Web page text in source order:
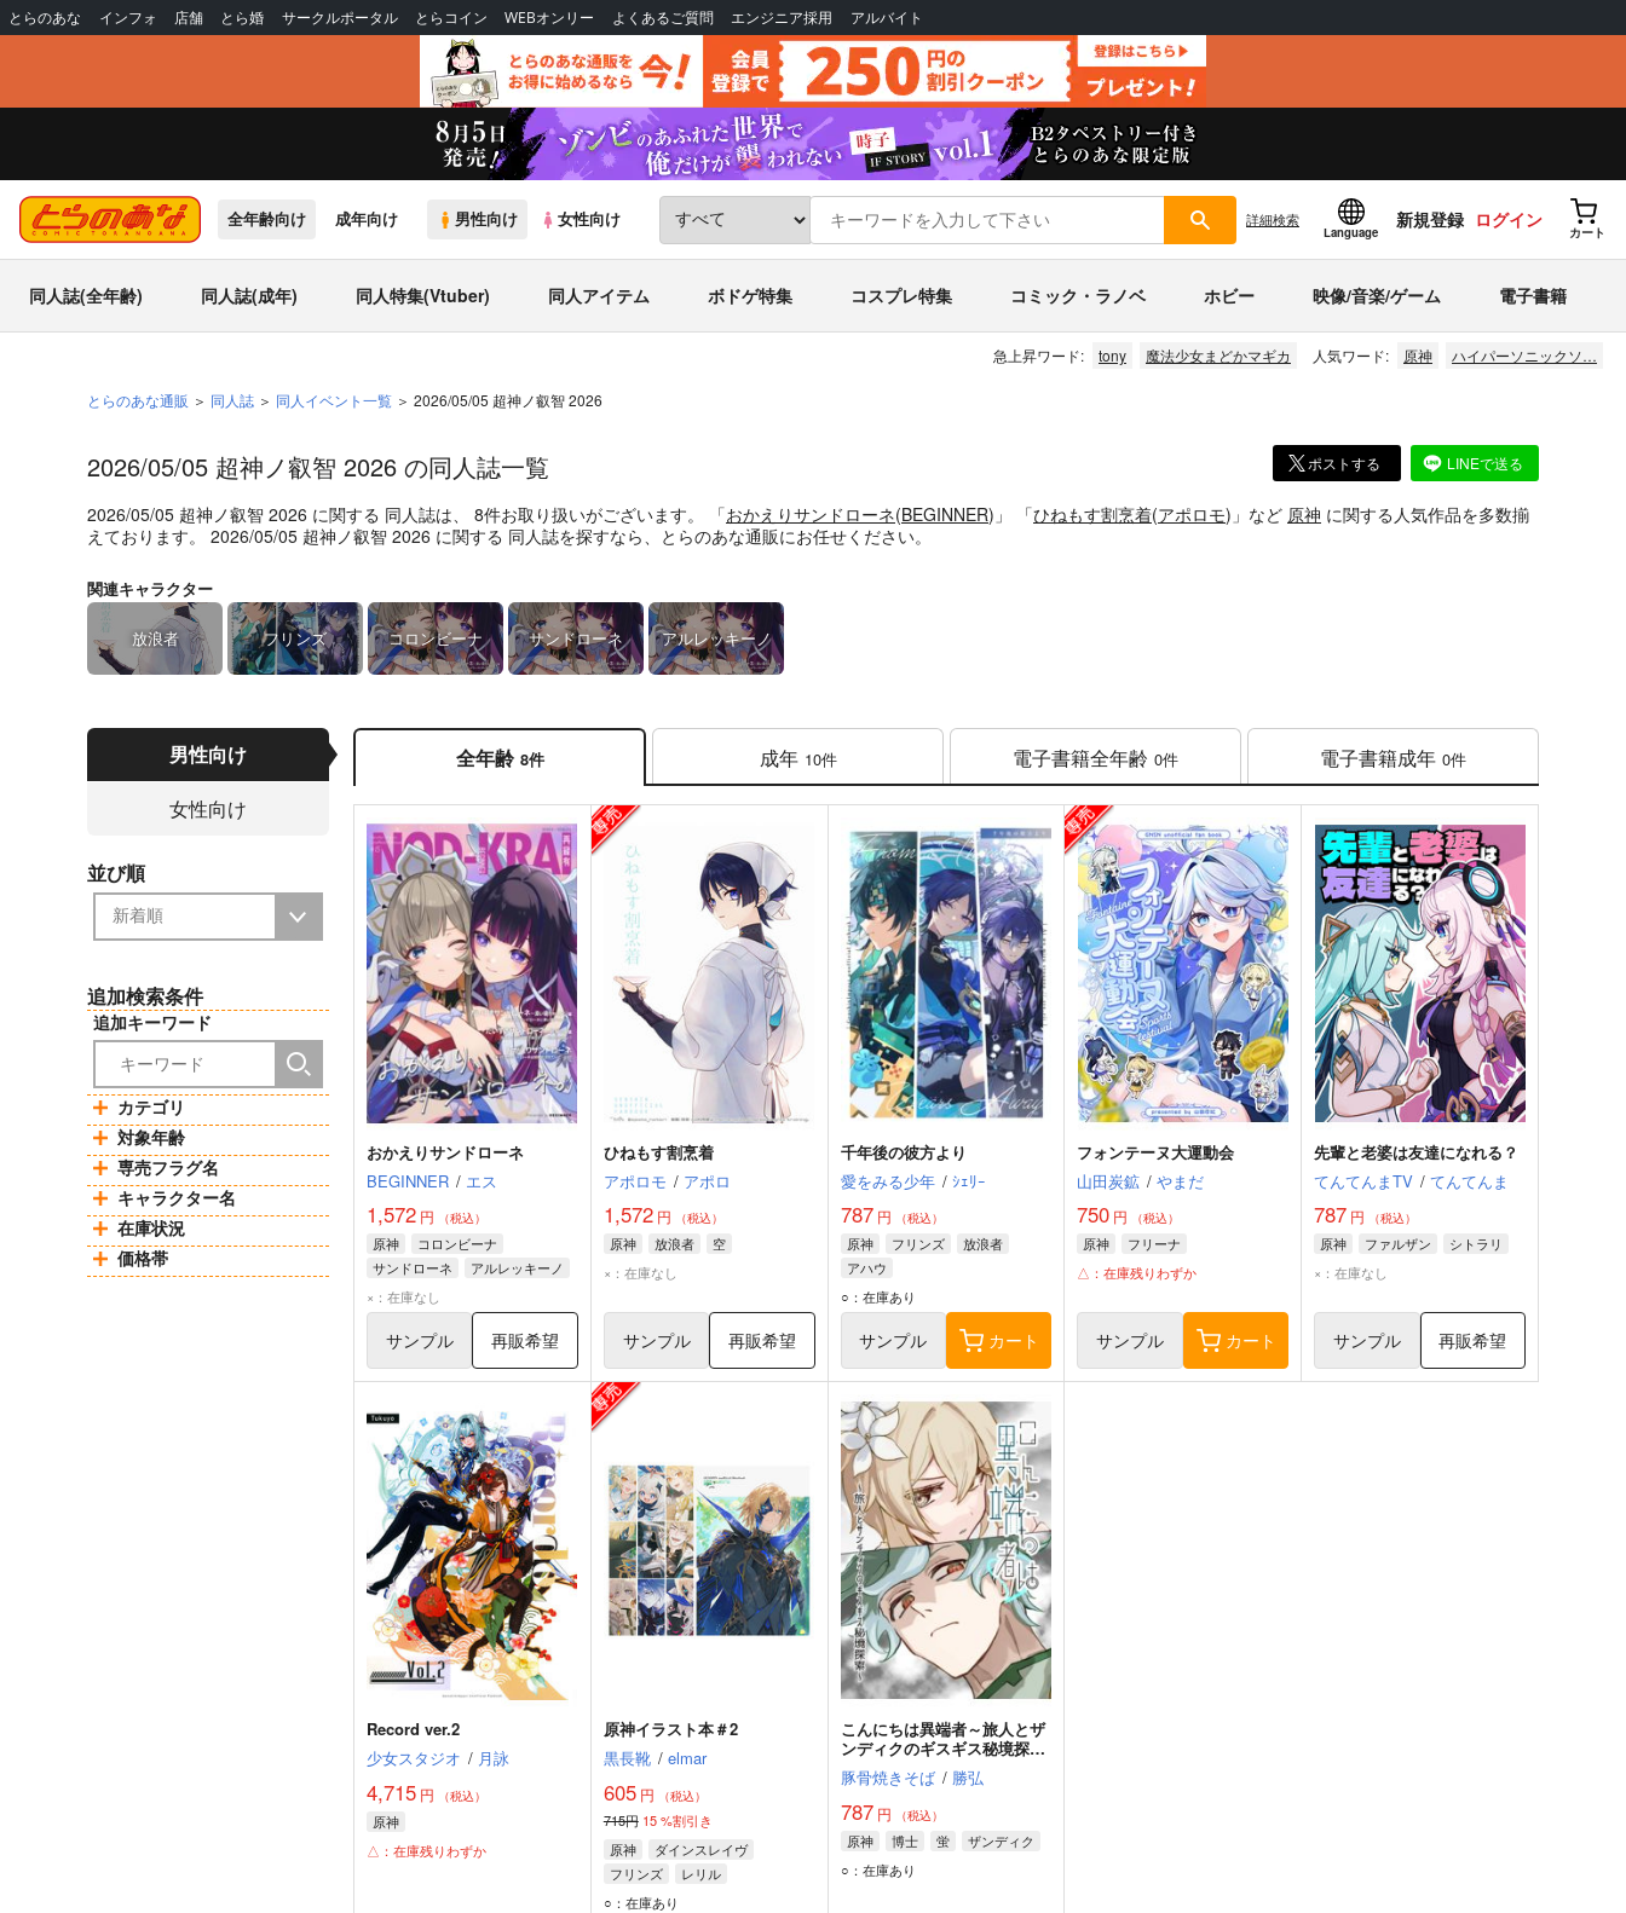
とらのあな インフォ 店舗 とら婚 サークルポータル とらコイン WEBオンリー よくあるご質問 エンジニア採用 アルバイト
全年齢向け 成年向け 男性向け 女性向け 詳細検索
Language
新規登録 ログイン
カート
同人誌(全年齢) 同人誌(成年) 同人特集(Vtuber) 同人アイテム ボドゲ特集 コスプレ特集 コミック・ラノベ ホビー 映像/音楽/ゲーム 電子書籍
急上昇ワード: tony 魔法少女まどかマギカ 人気ワード: 原神 ハイパーソニックソ…
とらのあな通販 同人誌 同人イベント一覧 2026/05/05 超神ノ叡智 2026
ポストする LINEで送る
2026/05/05 超神ノ叡智 2026 の同人誌一覧
2026/05/05 超神ノ叡智 2026 に関する 同人誌は、 8件お取り扱いがございます。 「おかえりサンドローネ(BEGINNER)」 「ひねもす割烹着(アポロモ)」 など 原神 に関する人気作品を多数揃
えております。 2026/05/05 超神ノ叡智 2026 に関する 同人誌を探すなら、とらのあな通販にお任せください。
関連キャラクター
放浪者 フリンズ コロンビーナ サンドローネ アルレッキーノ
男性向け
女性向け
並び順
追加検索条件
追加キーワード
カテゴリ
対象年齢
専売フラグ名
キャラクター名
在庫状況
価格帯
全年齢 8件 成年 10件 電子書籍全年齢 0件 電子書籍成年 0件
おかえりサンドローネ
BEGINNER / エス
1,572 円 （税込）
原神
コロンビーナ
サンドローネ
アルレッキーノ
×：在庫なし
サンプル 再販希望
ひねもす割烹着
アポロモ / アポロ
1,572円 （税込）
原神 放浪者
空
×：在庫なし
サンプル 再販希望
千年後の彼方より
愛をみる少年 / ｼｪﾘｰ
787円 （税込）
原神 フリンズ
放浪者
アハウ
○：在庫あり
サンプル カート
フォンテーヌ大運動会
山田炭鉱 / やまだ
750 円 （税込）
原神
フリーナ
△：在庫残りわずか
サンプル カート
先輩と老婆は友達になれる？
てんてんまTV / てんてんま
787 円 （税込）
原神 ファルザン
シトラリ
×：在庫なし
サンプル 再販希望
Record ver.2
少女スタジオ / 月詠
4,715 円 （税込）
原神
△：在庫残りわずか
原神イラスト本＃2
黒長靴 / elmar
605円 （税込）
715円 15 %割引き
原神
ダインスレイヴ
フリンズ
レリル
○：在庫あり
こんにちは異端者～旅人とザ
ンディクのギスギス秘境探索
～
豚骨焼きそば / 勝弘
787円 （税込）
原神 博士 蛍
ザンディク
○：在庫あり